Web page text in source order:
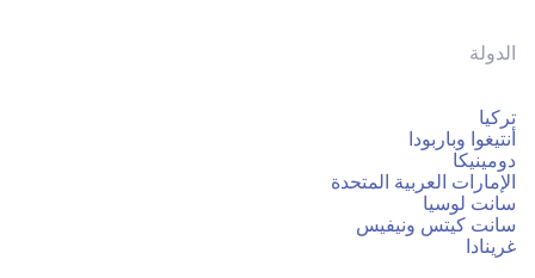
الدولة
تركيا
أنتيغوا وباربودا
دومينيكا
الإمارات العربية المتحدة
سانت لوسيا
سانت كيتس ونيفيس
غرينادا